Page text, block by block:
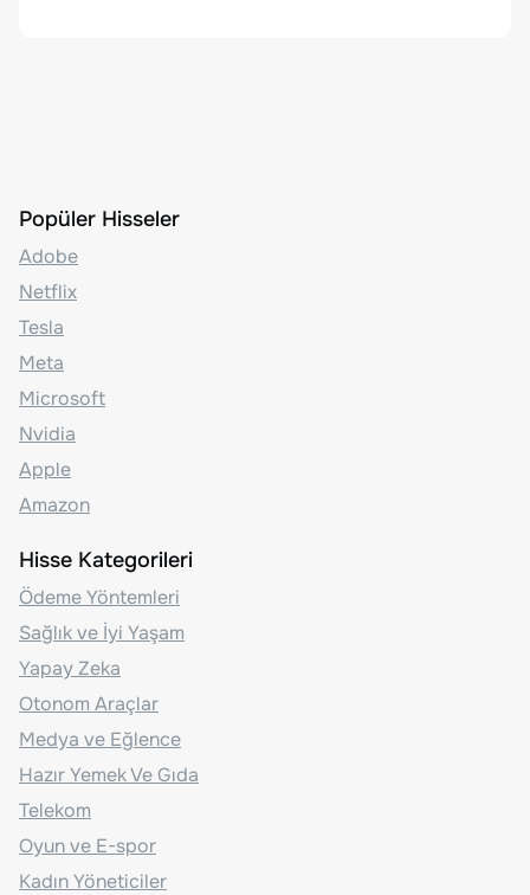
Popüler Hisseler
Adobe
Netflix
Tesla
Meta
Microsoft
Nvidia
Apple
Amazon
Hisse Kategorileri
Ödeme Yöntemleri
Sağlık ve İyi Yaşam
Yapay Zeka
Otonom Araçlar
Medya ve Eğlence
Hazır Yemek Ve Gıda
Telekom
Oyun ve E-spor
Kadın Yöneticiler